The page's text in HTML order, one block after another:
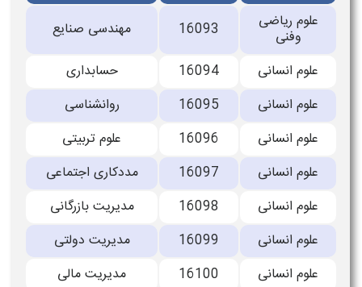
علوم ریاضی
وفنی 16093
مهندسی صنایع
علوم انسانی
16094
حسابداری
علوم انسانی
16095
روانشناسی
علوم انسانی
16096
علوم تربیتی
علوم انسانی
16097
مددکاری اجتماعی
علوم انسانی
16098
مدیریت بازرگانی
علوم انسانی
16099
مدیریت دولتی
علوم انسانی
16100
مدیریت مالی